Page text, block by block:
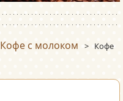
Кофе с молоком > Кофе